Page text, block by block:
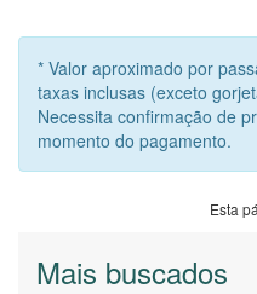
* Valor aproximado por
taxas inclusas (exceto
Necessita confirmação de
momento do pagamento.
Esta
Mais buscados